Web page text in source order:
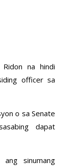
na hindi
officer sa
o sa Senate
dapat
sinumang